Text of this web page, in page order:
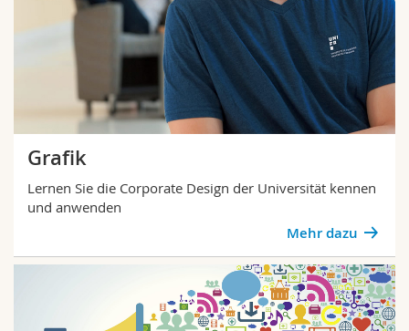
Grafik
Lernen Sie die Corporate Design der Universität kennen
und anwenden
Mehr dazu